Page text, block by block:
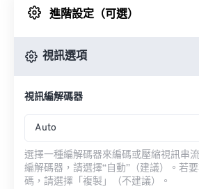
來自 Google 雲
進階設定（可選）
視訊選項
視訊編解碼器
Auto
選擇一種編解碼器來編碼或壓縮視訊串
編解碼器，請選擇“自動”（建議）。若
碼，請選擇「複製」（不建議）。